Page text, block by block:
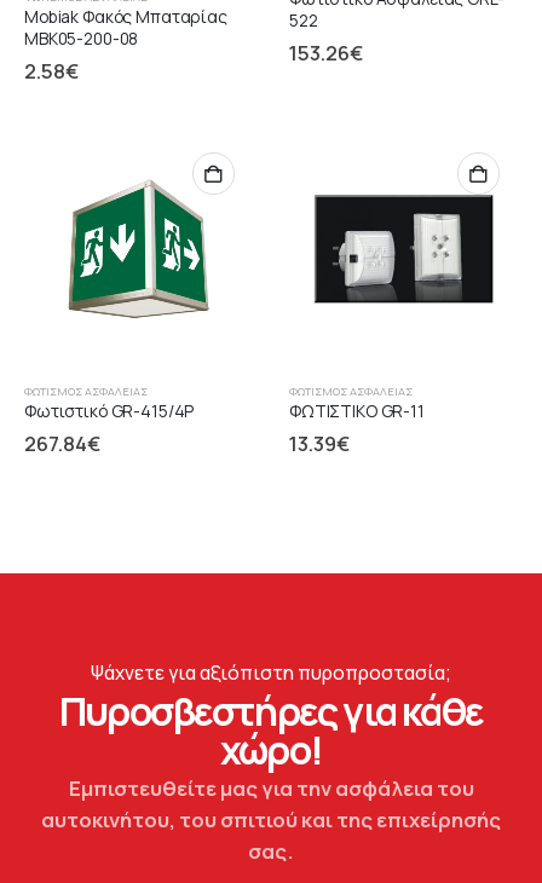
Mobiak Φακός Μπαταρίας
MBK05-200-08
2.58€
522
153.26€
ΦΩΤΙΣΜΌΣ ΑΣΦΑΛΕΊΑΣ
Φωτιστικό GR-415/4P
267.84€
ΦΩΤΙΣΜΌΣ ΑΣΦΑΛΕΊΑΣ
ΦΩΤΙΣΤΙΚΟ GR-11
13.39€
Ψάχνετε για αξιόπιστη πυροπροστασία;
Πυροσβεστήρες για κάθε
χώρο!
Εμπιστευθείτε μας για την ασφάλεια του
αυτοκινήτου, του σπιτιού και της επιχείρησής
σας.